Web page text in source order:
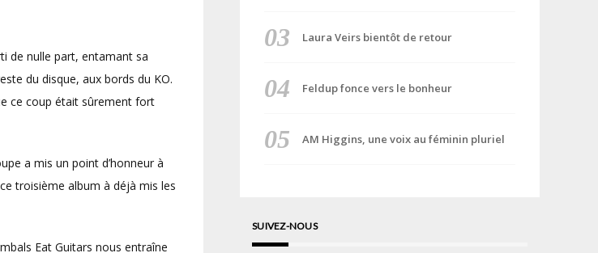
de nulle part, entamant sa
du disque, aux bords du KO.
ce coup était sûrement fort
a mis un point d’honneur à
troisième album à déjà mis les
Eat Guitars nous entraîne
Laura Veirs bientôt de retour
Feldup fonce vers le bonheur
AM Higgins, une voix au féminin pluriel
SUIVEZ-NOUS